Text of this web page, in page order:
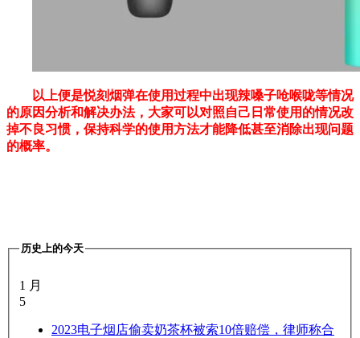
以上便是悦刻烟弹在使用过程中出现辣嗓子呛喉咙等情况
的原因分析和解决办法，大家可以对照自己日常使用的情况改
掉不良习惯，保持科学的使用方法才能降低甚至消除出现问题
的概率。
历史上的今天
1 月
5
2023电子烟店偷卖奶茶杯被索10倍赔偿，律师称合